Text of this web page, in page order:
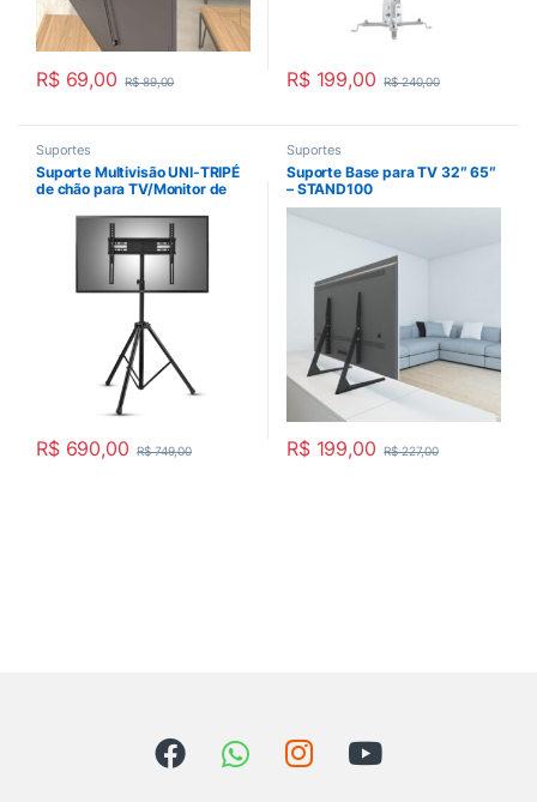
R$69,00 R$89,00 R$199,00 R$240,00
Suportes
Suporte Multivisão UNI-TRIPÉ
de chão para TV/Monitor de
R$690,00 R$749,00
Suportes
Suporte Base para TV 32″ 65″
– STAND100
R$199,00 R$227,00